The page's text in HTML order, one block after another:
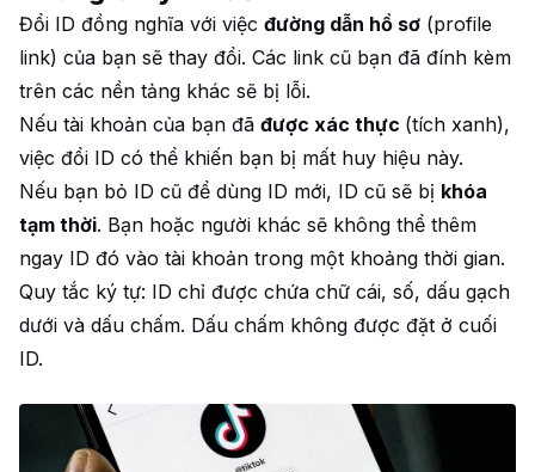
Đổi ID đồng nghĩa với việc đường dẫn hồ sơ (profile
link) của bạn sẽ thay đổi. Các link cũ bạn đã đính kèm
trên các nền tảng khác sẽ bị lỗi.
Nếu tài khoản của bạn đã được xác thực (tích xanh),
việc đổi ID có thể khiến bạn bị mất huy hiệu này.
Nếu bạn bỏ ID cũ để dùng ID mới, ID cũ sẽ bị khóa
tạm thời. Bạn hoặc người khác sẽ không thể thêm
ngay ID đó vào tài khoản trong một khoảng thời gian.
Quy tắc ký tự: ID chỉ được chứa chữ cái, số, dấu gạch
dưới và dấu chấm. Dấu chấm không được đặt ở cuối
ID.